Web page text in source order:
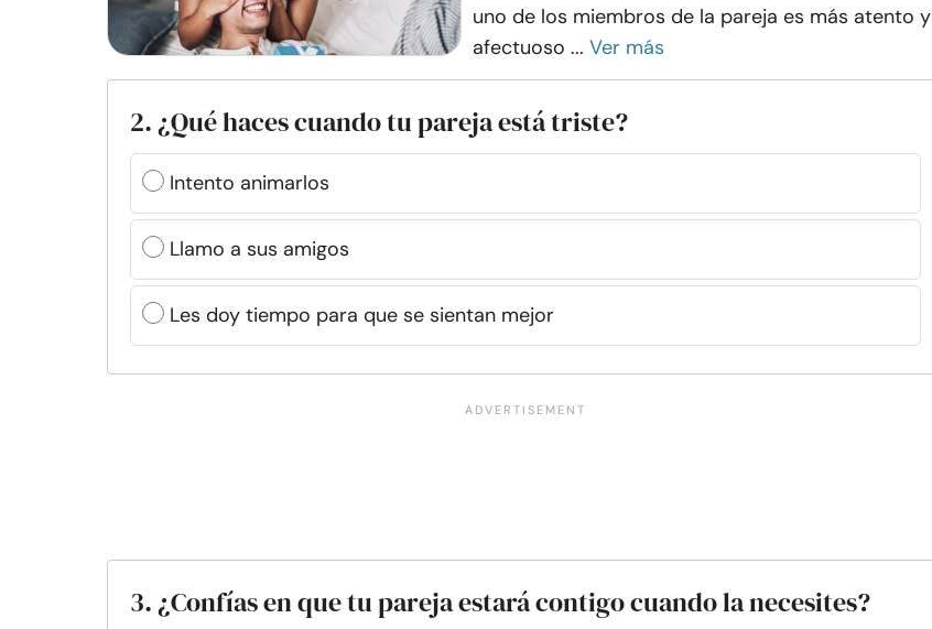
uno de los miembros de la pareja es más atento y
afectuoso ... Ver más
2. ¿Qué haces cuando tu pareja está triste?
Intento animarlos
Llamo a sus amigos
Les doy tiempo para que se sientan mejor
3. ¿Confías en que tu pareja estará contigo cuando la necesites?